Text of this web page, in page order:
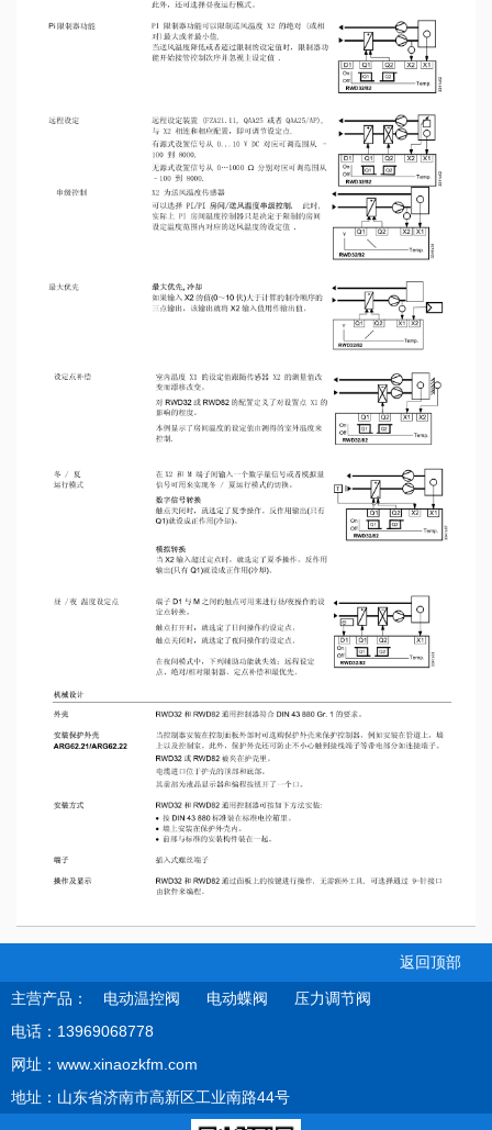
返回顶部
主营产品： 电动温控阀 电动蝶阀
压力调节阀
电话：13969068778
网址：www.xinaozkfm.com
地址：山东省济南市高新区工业南路44号